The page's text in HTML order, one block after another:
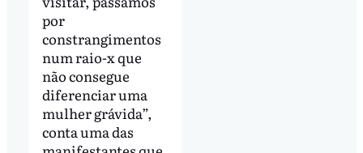
por
constrangimentos
num raio-x que
não consegue
diferenciar uma
mulher grávida”,
conta uma das